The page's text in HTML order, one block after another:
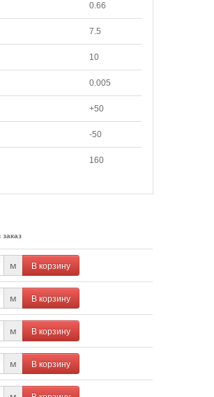
0.66
7.5
10
0.005
+50
-50
160
заказ
м В корзину
м В корзину
м В корзину
м В корзину